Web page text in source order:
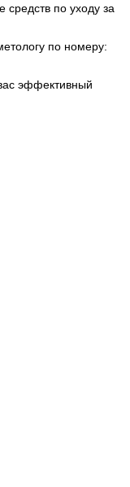
средств по уходу за
по номеру:
эффективный